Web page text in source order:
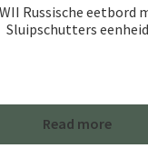
Russische eetbord
Sluipschutters eenheid
Read more